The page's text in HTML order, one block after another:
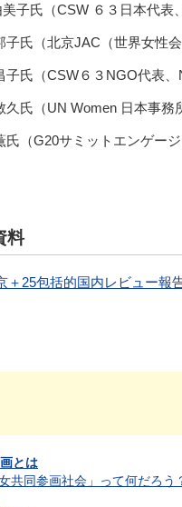
子氏（CSW ６３日本代表
子氏（北京JAC（世界女性
子氏（CSW６３NGO代表
久氏（UN Women 日本事務
氏（G20サミットエンゲー
料
＋25包括的国内レビュー報